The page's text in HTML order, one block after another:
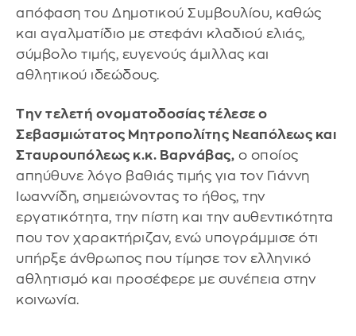
απόφαση του Δημοτικού Συμβουλίου, καθώς
και αγαλματίδιο με στεφάνι κλαδιού ελιάς,
σύμβολο τιμής, ευγενούς άμιλλας και
αθλητικού ιδεώδους.
Την τελετή ονοματοδοσίας τέλεσε ο
Σεβασμιώτατος Μητροπολίτης Νεαπόλεως και
Σταυρουπόλεως κ.κ. Βαρνάβας, ο οποίος
απηύθυνε λόγο βαθιάς τιμής για τον Γιάννη
Ιωαννίδη, σημειώνοντας το ήθος, την
εργατικότητα, την πίστη και την αυθεντικότητα
που τον χαρακτήριζαν, ενώ υπογράμμισε ότι
υπήρξε άνθρωπος που τίμησε τον ελληνικό
αθλητισμό και προσέφερε με συνέπεια στην
κοινωνία.